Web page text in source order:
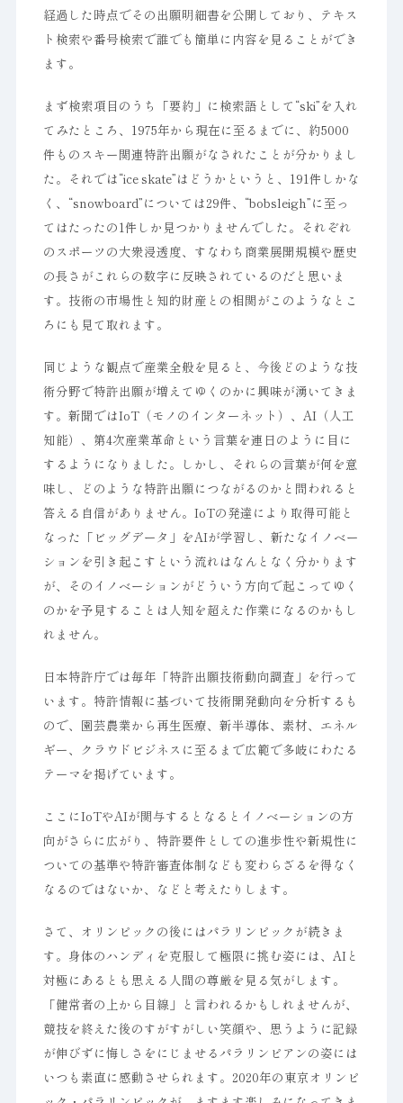
経過した時点でその出願明細書を公開しており、テキス
ト検索や番号検索で誰でも簡単に内容を見ることができ
ます。
まず検索項目のうち「要約」に検索語として“ski”を入れ
てみたところ、1975年から現在に至るまでに、約5000
件ものスキー関連特許出願がなされたことが分かりまし
た。それでは“ice skate”はどうかというと、191件しかな
く、“snowboard”については29件、“bobsleigh”に至っ
てはたったの1件しか見つかりませんでした。それぞれ
のスポーツの大衆浸透度、すなわち商業展開規模や歴史
の長さがこれらの数字に反映されているのだと思いま
す。技術の市場性と知的財産との相関がこのようなとこ
ろにも見て取れます。
同じような観点で産業全般を見ると、今後どのような技
術分野で特許出願が増えてゆくのかに興味が湧いてきま
す。新聞ではIoT（モノのインターネット）、AI（人工
知能）、第4次産業革命という言葉を連日のように目に
するようになりました。しかし、それらの言葉が何を意
味し、どのような特許出願につながるのかと問われると
答える自信がありません。IoTの発達により取得可能と
なった「ビッグデータ」をAIが学習し、新たなイノベー
ションを引き起こすという流れはなんとなく分かります
が、そのイノベーションがどういう方向で起こってゆく
のかを予見することは人知を超えた作業になるのかもし
れません。
日本特許庁では毎年「特許出願技術動向調査」を行って
います。特許情報に基づいて技術開発動向を分析するも
ので、園芸農業から再生医療、新半導体、素材、エネル
ギー、クラウドビジネスに至るまで広範で多岐にわたる
テーマを掲げています。
ここにIoTやAIが関与するとなるとイノベーションの方
向がさらに広がり、特許要件としての進歩性や新規性に
ついての基準や特許審査体制なども変わらざるを得なく
なるのではないか、などと考えたりします。
さて、オリンピックの後にはパラリンピックが続きま
す。身体のハンディを克服して極限に挑む姿には、AIと
対極にあるとも思える人間の尊厳を見る気がします。
「健常者の上から目線」と言われるかもしれませんが、
競技を終えた後のすがすがしい笑顔や、思うように記録
が伸びずに悔しさをにじませるパラリンピアンの姿には
いつも素直に感動させられます。2020年の東京オリンピ